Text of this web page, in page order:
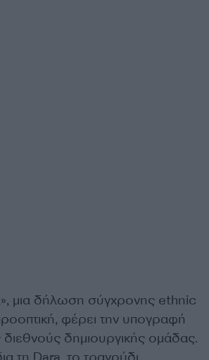
μια δήλωση σύγχρονης ethnic
φέρει την υπογραφή
διεθνούς δημιουργικής ομάδας.